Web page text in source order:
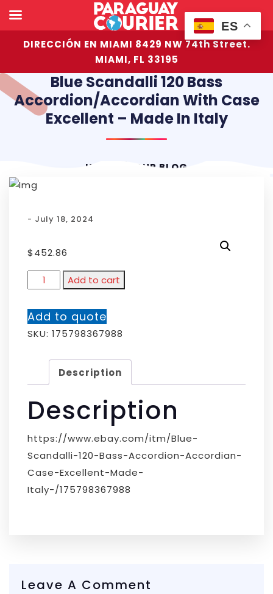
DIRECCIÓN EN MIAMI 8429 NW 74th Street.
MIAMI, FL 33195
Blue Scandalli 120 Bass
Accordion/Accordian With Case
Excellent – Made In Italy
HOME OUR BLOG
- July 18, 2024
$452.86
Add to cart
Add to quote
SKU: 175798367988
Description
Description
https://www.ebay.com/itm/Blue-
Scandalli-120-Bass-Accordion-Accordian-
Case-Excellent-Made-
Italy-/175798367988
Leave A Comment
ES